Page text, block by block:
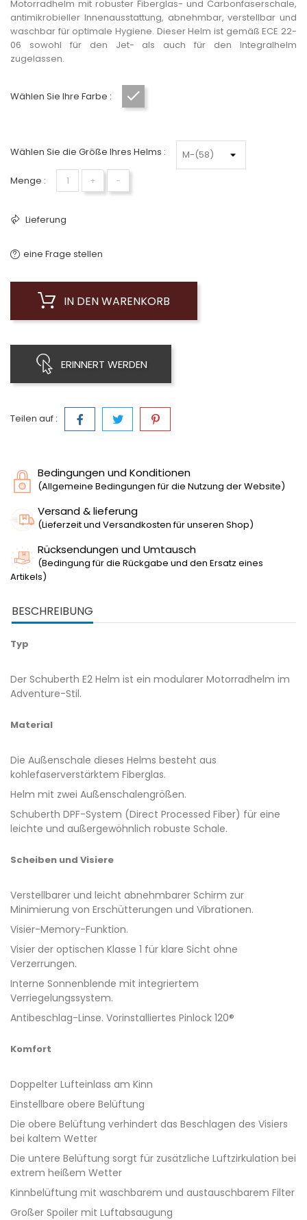
Motorradhelm mit robuster Fiberglas- und Carbonfaserschale,
antimikrobieller Innenausstattung, abnehmbar, verstellbar und
waschbar für optimale Hygiene. Dieser Helm ist gemäß ECE 22-
06 sowohl für den Jet- als auch für den Integralhelm
zugelassen.
Wählen Sie Ihre Farbe :
Wählen Sie die Größe Ihres Helms :
Menge : + −
Lieferung
eine Frage stellen
IN DEN WARENKORB
ERINNERT WERDEN
Teilen auf :
Bedingungen und Konditionen
(Allgemeine Bedingungen für die Nutzung der Website)
Versand & lieferung
(Lieferzeit und Versandkosten für unseren Shop)
Rücksendungen und Umtausch
(Bedingung für die Rückgabe und den Ersatz eines
Artikels)
BESCHREIBUNG
Typ
Der Schuberth E2 Helm ist ein modularer Motorradhelm im
Adventure-Stil.
Material
Die Außenschale dieses Helms besteht aus
kohlefaserverstärktem Fiberglas.
Helm mit zwei Außenschalengrößen.
Schuberth DPF-System (Direct Processed Fiber) für eine
leichte und außergewöhnlich robuste Schale.
Scheiben und Visiere
Verstellbarer und leicht abnehmbarer Schirm zur
Minimierung von Erschütterungen und Vibrationen.
Visier-Memory-Funktion.
Visier der optischen Klasse 1 für klare Sicht ohne
Verzerrungen.
Interne Sonnenblende mit integriertem
Verriegelungssystem.
Antibeschlag-Linse. Vorinstalliertes Pinlock 120®
Komfort
Doppelter Lufteinlass am Kinn
Einstellbare obere Belüftung
Die obere Belüftung verhindert das Beschlagen des Visiers
bei kaltem Wetter
Die untere Belüftung sorgt für zusätzliche Luftzirkulation bei
extrem heißem Wetter
Kinnbelüftung mit waschbarem und austauschbarem Filter
Großer Spoiler mit Luftabsaugung